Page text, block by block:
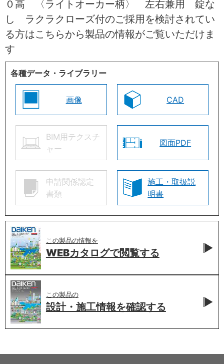
０高 〈ライトオーカー柄〉 左右兼用 錠な
し ラクラクローズ付のご採用を検討されてい
る方はこちらから製品の情報がご覧いただけま
す
各種データ・ライブラリー
画像 CAD
BIM用テクスチ
ャー
図面PDF
申請関係認定
書類
施工・取扱説
明書
この製品の情報を
WEBカタログで閲覧する
この製品の
設計・施工情報を確認する